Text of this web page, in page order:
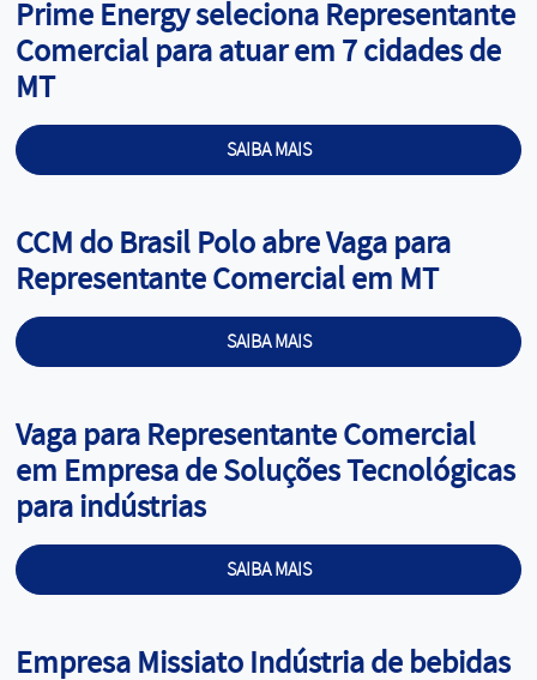
Cargo:
Prime Energy seleciona Representante
Comercial para atuar em 7 cidades de
MT
SAIBA MAIS
Cargo:
CCM do Brasil Polo abre Vaga para
Representante Comercial em MT ​​​​
SAIBA MAIS
Cargo:
Vaga para Representante Comercial
em Empresa de Soluções Tecnológicas
para indústrias
SAIBA MAIS
Cargo:
Empresa Missiato Indústria de bebidas